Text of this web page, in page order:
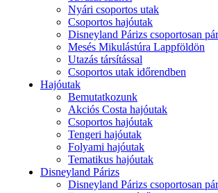
Nyári csoportos utak
Csoportos hajóutak
Disneyland Párizs csoportosan
Mesés Mikulástúra Lappföldön
Utazás társítással
Csoportos utak időrendben
Hajóutak
Bemutatkozunk
Akciós Costa hajóutak
Csoportos hajóutak
Tengeri hajóutak
Folyami hajóutak
Tematikus hajóutak
Disneyland Párizs
Disneyland Párizs csoportosan